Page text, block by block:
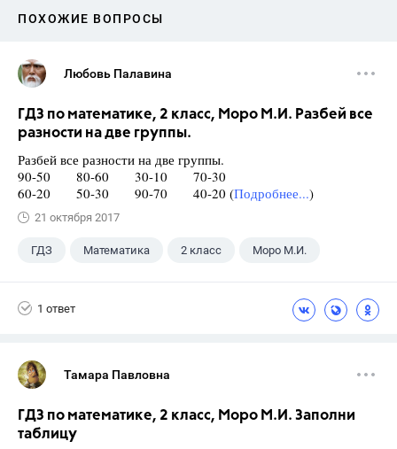
ПОХОЖИЕ ВОПРОСЫ
Любовь Палавина
ГДЗ по математике, 2 класс, Моро М.И. Разбей все
разности на две группы.
Разбей все разности на две группы.
90-50 80-60 30-10 70-30
60-20 50-30 90-70 40-20 (Подробнее...)
21 октября 2017
ГДЗ Математика 2 класс Моро М.И.
1 ответ
Тамара Павловна
ГДЗ по математике, 2 класс, Моро М.И. Заполни
таблицу